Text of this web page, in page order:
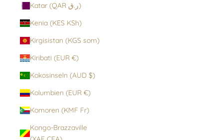
Katar (QAR ر.ق)
Kenia (KES KSh)
Kirgisistan (KGS som)
Kiribati (EUR €)
Kokosinseln (AUD $)
Kolumbien (EUR €)
Komoren (KMF Fr)
Kongo-Brazzaville